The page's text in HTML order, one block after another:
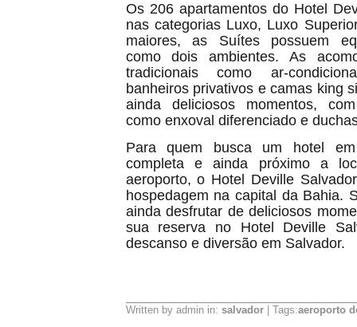
Os 206 apartamentos do Hotel
nas categorias Luxo, Luxo
maiores, as Suítes possuem
como dois ambientes. As
tradicionais como ar-
banheiros privativos e camas king
ainda deliciosos momentos,
como enxoval diferenciado e
Para quem busca um hotel
completa e ainda próximo a
aeroporto, o Hotel Deville
hospedagem na capital da Bahia.
ainda desfrutar de deliciosos
sua reserva no Hotel Deville
descanso e diversão em Salvador.
Written by admin in: salvador| Tags:aeroporto